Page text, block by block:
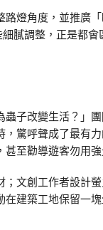
燈角度，並推廣
膩調整，正是都
子改變生活？」
驚呼聲成了最有
至勸導遊客勿用強
文創工作者設計
建築工地保留一